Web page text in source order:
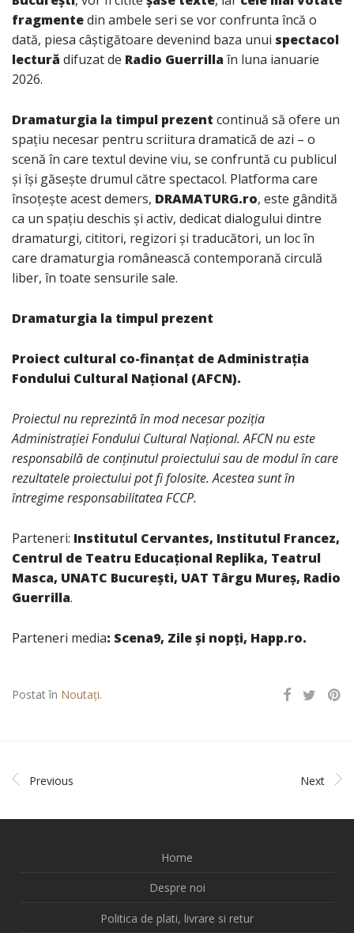
fragmentedin ambele seri se vor confrunta încă o
dată, piesa câștigătoare devenind baza unui spectacol
lectură difuzat de Radio Guerrillaîn luna ianuarie
2026.
Dramaturgia la timpul prezent continuă să ofere un
spațiu necesar pentru scriitura dramatică de azi – o
scenă în care textul devine viu, se confruntă cu publicul
și își găsește drumul către spectacol. Platforma care
însoțește acest demers, DRAMATURG.ro, este gândită
ca un spațiu deschis și activ, dedicat dialogului dintre
dramaturgi, cititori, regizori și traducători, un loc în
care dramaturgia românească contemporană circulă
liber, în toate sensurile sale.
Dramaturgia la timpul prezent
Proiect cultural co-finanțat de Administrația
Fondului Cultural Național (AFCN).
Proiectul nu reprezintă în mod necesar poziția
Administrației Fondului Cultural Național. AFCN nu este
responsabilă de conținutul proiectului sau de modul în care
rezultatele proiectului pot fi folosite. Acestea sunt în
întregime responsabilitatea FCCP.
Parteneri: Institutul Cervantes, Institutul Francez,
Centrul de Teatru Educațional Replika, Teatrul
Masca, UNATC București, UAT Târgu Mureș, Radio
Guerrilla.
Parteneri media: Scena9, Zile și nopți, Happ.ro.
Postat în Noutați.
Previous Next
Home
Despre noi
Politica de plati, livrare si retur